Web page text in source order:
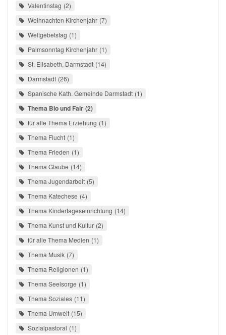
Valentinstag 2
Weihnachten Kirchenjahr 7
Weltgebetstag 1
Palmsonntag Kirchenjahr 1
St. Elisabeth, Darmstadt 14
Darmstadt 26
Spanische Kath. Gemeinde Darmstadt 1
Thema Bio und Fair 2
für alle Thema Erziehung 1
Thema Flucht 1
Thema Frieden 1
Thema Glaube 14
Thema Jugendarbeit 5
Thema Katechese 4
Thema Kindertageseinrichtung 14
Thema Kunst und Kultur 2
für alle Thema Medien 1
Thema Musik 7
Thema Religionen 1
Thema Seelsorge 1
Thema Soziales 11
Thema Umwelt 15
Sozialpastoral 1